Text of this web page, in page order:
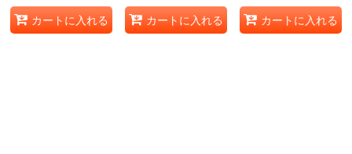
カートに入れる カートに入れる カートに入れる